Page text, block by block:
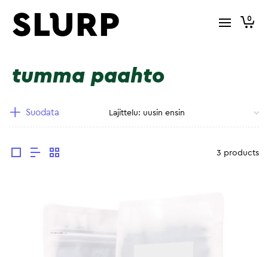
0
tumma paahto
Suodata
3 products